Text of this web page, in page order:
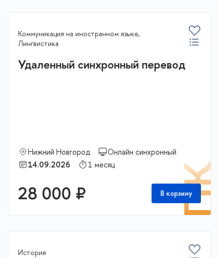
Коммуникация на иностранном языке,
Лингвистика
Удаленный синхронный перевод
Нижний Новгород
Онлайн синхронный
14.09.2026
1 месяц
28 000 ₽ В корзину
История